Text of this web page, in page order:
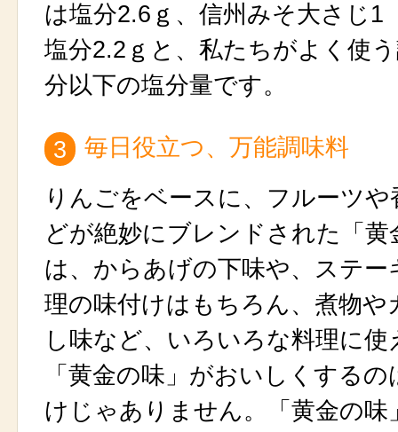
は塩分2.6ｇ、信州みそ大さじ1
塩分2.2ｇと、私たちがよく使
分以下の塩分量です。
3
毎日役立つ、万能調味料
りんごをベースに、フルーツや
どが絶妙にブレンドされた「黄
は、からあげの下味や、ステー
理の味付けはもちろん、煮物や
し味など、いろいろな料理に使
「黄金の味」がおいしくする
けじゃありません。「黄金の味